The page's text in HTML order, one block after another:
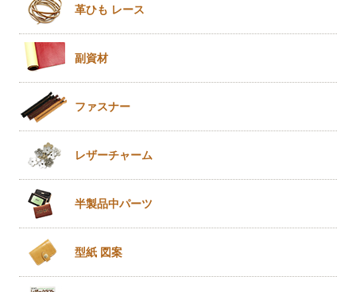
革ひも レース
副資材
ファスナー
レザーチャーム
半製品中パーツ
型紙 図案